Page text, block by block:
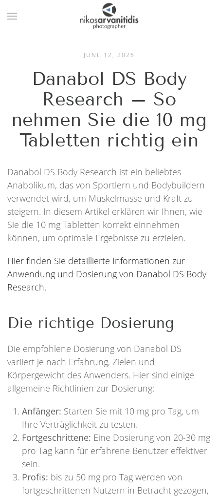
JUNE 12, 2026
Danabol DS Body
Research – So
nehmen Sie die 10 mg
Tabletten richtig ein
Danabol DS Body Research ist ein beliebtes
Anabolikum, das von Sportlern und Bodybuildern
verwendet wird, um Muskelmasse und Kraft zu
steigern. In diesem Artikel erklären wir Ihnen, wie
Sie die 10 mg Tabletten korrekt einnehmen
können, um optimale Ergebnisse zu erzielen.
Hier finden Sie detaillierte Informationen zur
Anwendung und Dosierung von Danabol DS Body
Research.
Die richtige Dosierung
Die empfohlene Dosierung von Danabol DS
variiert je nach Erfahrung, Zielen und
Körpergewicht des Anwenders. Hier sind einige
allgemeine Richtlinien zur Dosierung:
Anfänger: Starten Sie mit 10 mg pro Tag, um
Ihre Verträglichkeit zu testen.
Fortgeschrittene: Eine Dosierung von 20-30 mg
pro Tag kann für erfahrene Benutzer effektiver
sein.
Profis: bis zu 50 mg pro Tag werden von
fortgeschrittenen Nutzern in Betracht gezogen,